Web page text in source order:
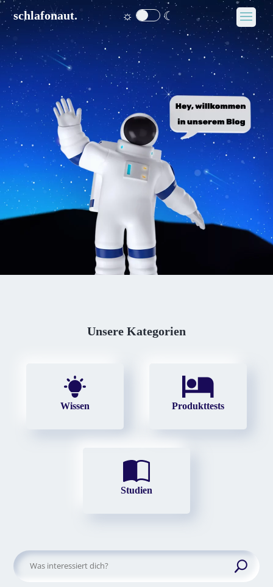
schlafonaut. ☼ ☾
Unsere Kategorien
Wissen Produkttests
Studien
Suchen